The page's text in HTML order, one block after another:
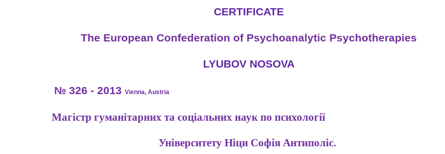
CERTIFICATE
The European Confederation of Psychoanalytic Psychotherapies
LYUBOV NOSOVA
№ 326 - 2013Vienna, Austria
Магістр гуманітарних та соціальних наук по психології
Університету Ніци Софія Антиполіс.